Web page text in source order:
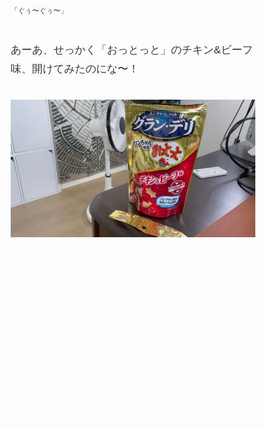
「ぐぅ〜ぐぅ〜」
あーあ、せっかく「おっとっと」のチキン&ビーフ
味、開けてみたのにな〜！